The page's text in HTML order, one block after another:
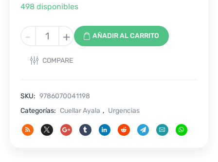
498 disponibles
-
Urgencias
Guia
Rapida
cantidad
+ AÑADIR AL CARRITO
COMPARE
SKU: 9786070041198
Categorías: Cuellar Ayala , Urgencias